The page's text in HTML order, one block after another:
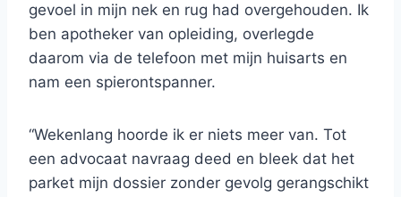
gevoel in mijn nek en rug had overgehouden. Ik
ben apotheker van opleiding, overlegde
daarom via de telefoon met mijn huisarts en
nam een spierontspanner.
“Wekenlang hoorde ik er niets meer van. Tot
een advocaat navraag deed en bleek dat het
parket mijn dossier zonder gevolg gerangschikt